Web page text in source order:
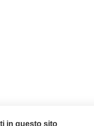
in questo sito